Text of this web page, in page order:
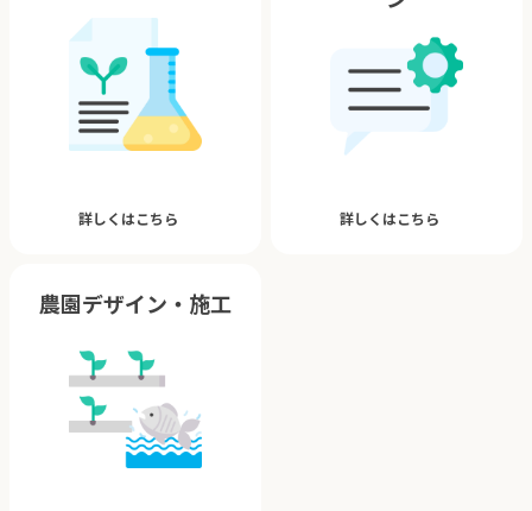
詳しくはこちら 詳しくはこちら
農園デザイン・施工